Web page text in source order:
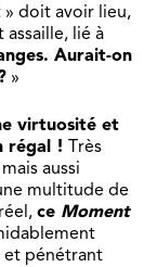
doit avoir lieu,
lié à
Aurait-on
»
virtuosité et
régal ! Très
aussi
multitude de
ce Moment
et pénétrant